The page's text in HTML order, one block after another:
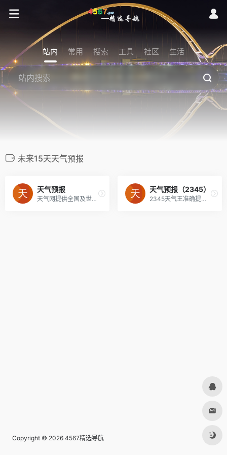
站内 常用 搜索 工具 社区 生活
未来15天天气预报
天气预报
天气网提供全国及世界各大城市天气预报查询以及历史天气查询,实时天气查询,准确提供一周天气预报查询及未来天气预报15天,30天,40天,7天,10天,未来十五天天气查询,并且为用户提供生活指数、健康指数、旅游攻略、交通出行、空气质量指数,及各类天气预报和生活资讯。
天气预报（2345）
2345天气王准确提供24小时、今天、明天、未来一周7天、10天、15天、30天及40天天气预报查询服务，可以查询全国3259个城区及全球四十天天气预报!并为用户提供生活指数、交通指数、旅行出游指数及各类专业天气预报资讯。
Copyright © 2026 4567精选导航